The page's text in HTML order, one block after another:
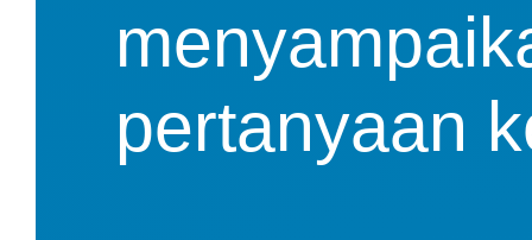
pertanyaan